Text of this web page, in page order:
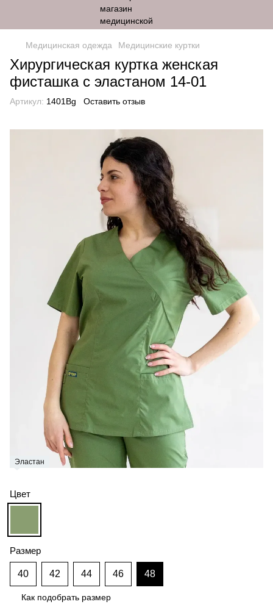
Медицинская одежда Медицинские куртки
Хирургическая куртка женская
фисташка с эластаном 14-01
Артикул: 1401Bg Оставить отзыв
Эластан
Цвет
Размер
40 42 44 46 48
Как подобрать размер